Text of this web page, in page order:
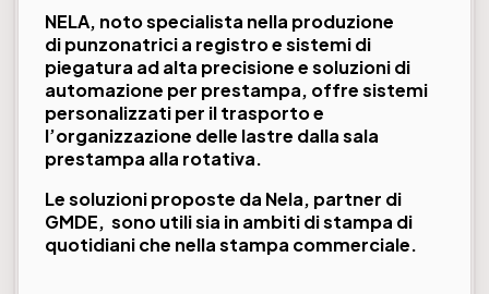
NELA, noto specialista nella produzione
di punzonatrici a registro e sistemi di
piegatura ad alta precisione e soluzioni di
automazione per prestampa, offre sistemi
personalizzati per il trasporto e
l’organizzazione delle lastre dalla sala
prestampa alla rotativa.
Le soluzioni proposte da Nela, partner di
GMDE, sono utili sia in ambiti di stampa di
quotidiani che nella stampa commerciale.